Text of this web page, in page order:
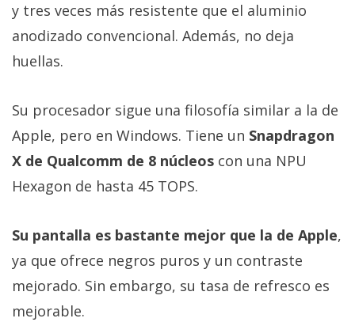
y tres veces más resistente que el aluminio
anodizado convencional. Además, no deja
huellas.
Su procesador sigue una filosofía similar a la de
Apple, pero en Windows. Tiene un Snapdragon
X de Qualcomm de 8 núcleos con una NPU
Hexagon de hasta 45 TOPS.
Su pantalla es bastante mejor que la de Apple,
ya que ofrece negros puros y un contraste
mejorado. Sin embargo, su tasa de refresco es
mejorable.